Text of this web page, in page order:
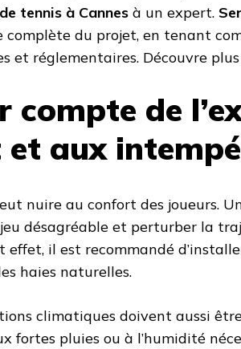
tennis à Cannes à un expert.
complète du projet, en tenant
et réglementaires. Découvre
compte de
et aux
nuire au confort des joueurs.
désagréable et perturber la
effet, il est recommandé
haies naturelles.
climatiques doivent aussi
fortes pluies ou à l’humidité